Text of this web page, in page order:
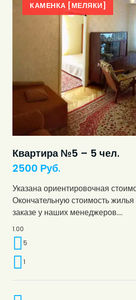
КАМЕНКА [МЕЛЯКИ]
1.00
5
1
Квартира №5 – 5 чел.
2500 Руб.
Указана ориентировочная
Окончательную стоимость жилья
заказе у наших менеджеров.…